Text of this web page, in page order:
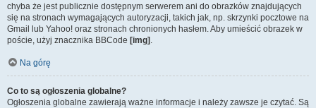
chyba że jest publicznie dostępnym serwerem ani do obrazków znajdujących
się na stronach wymagających autoryzacji, takich jak, np. skrzynki pocztowe na
Gmail lub Yahoo! oraz stronach chronionych hasłem. Aby umieścić obrazek w
poście, użyj znacznika BBCode [img] .
Na górę
Co to są ogłoszenia globalne?
Ogłoszenia globalne zawierają ważne informacje i należy zawsze je czytać. Są